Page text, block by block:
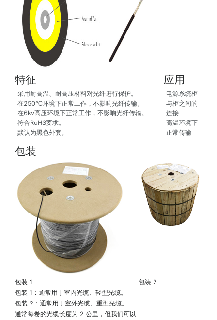
特征
采用耐高温、耐高压材料对光纤进行保护。
在250℃环境下正常工作，不影响光纤传输。
在6kv高压环境下正常工作，不影响光纤传输。
符合RoHS要求。
默认为黑色外套。
应用
电源系统柜
与柜之间的
连接
高温环境下
正常传输
包装
包装 1
包装 2
包装 1：通常用于室内光缆、轻型光缆。
包装 2：通常用于室外光缆、重型光缆。
通常每卷的光缆长度为 2 公里，但我们可以